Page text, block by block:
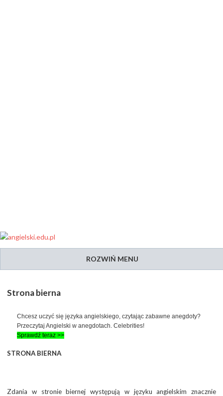
ROZWIŃ MENU
Strona bierna
Chcesz uczyć się języka angielskiego, czytając zabawne anegdoty?
Przeczytaj Angielski w anegdotach. Celebrities!
Sprawdź teraz >>
STRONA BIERNA
Zdania w stronie biernej występują w języku angielskim znacznie